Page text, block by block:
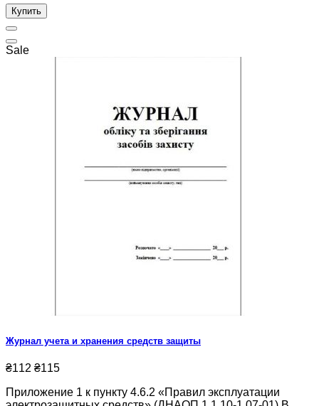
Купить
Sale
Журнал учета и хранения средств защиты
₴112 ₴115
Приложение 1 к пункту 4.6.2 «Правил эксплуатации